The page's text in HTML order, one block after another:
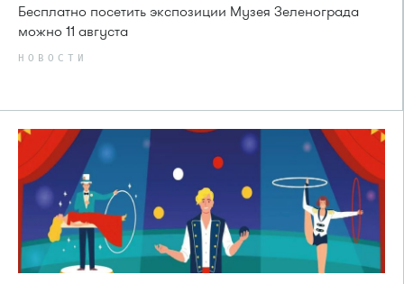
Бесплатно посетить экспозиции Музея Зеленограда
можно 11 августа
НОВОСТИ